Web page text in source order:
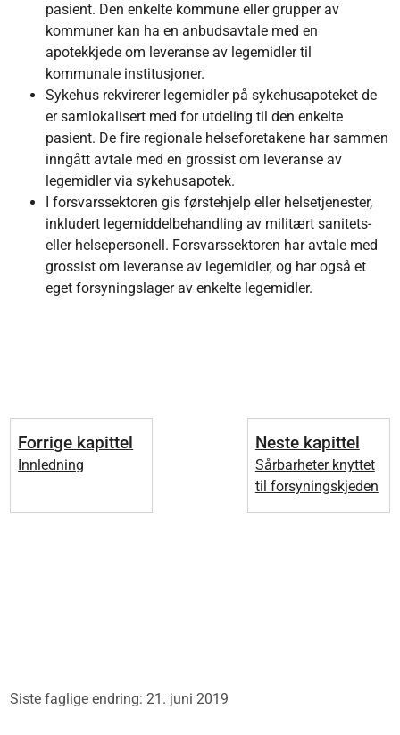
pasient. Den enkelte kommune eller grupper av
kommuner kan ha en anbudsavtale med en
apotekkjede om leveranse av legemidler til
kommunale institusjoner.
Sykehus rekvirerer legemidler på sykehusapoteket de
er samlokalisert med for utdeling til den enkelte
pasient. De fire regionale helseforetakene har sammen
inngått avtale med en grossist om leveranse av
legemidler via sykehusapotek.
I forsvarssektoren gis førstehjelp eller helsetjenester,
inkludert legemiddelbehandling av militært sanitets-
eller helsepersonell. Forsvarssektoren har avtale med
grossist om leveranse av legemidler, og har også et
eget forsyningslager av enkelte legemidler.
Forrige kapittel
Innledning
Neste kapittel
Sårbarheter knyttet
til forsyningskjeden
Siste faglige endring: 21. juni 2019